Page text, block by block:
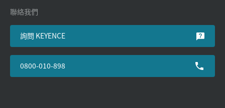
聯絡我們
詢問 KEYENCE
0800-010-898